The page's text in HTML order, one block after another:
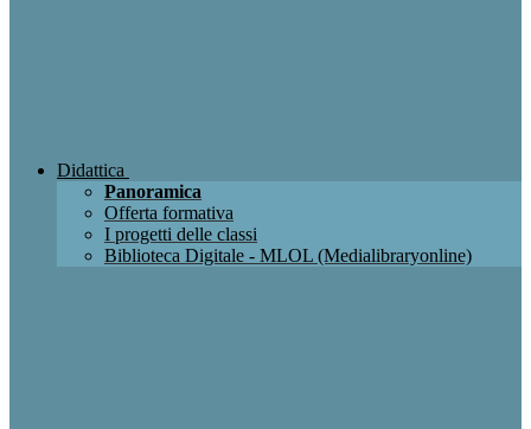
Didattica
Panoramica
Offerta formativa
I progetti delle classi
Biblioteca Digitale - MLOL (Medialibraryonline)